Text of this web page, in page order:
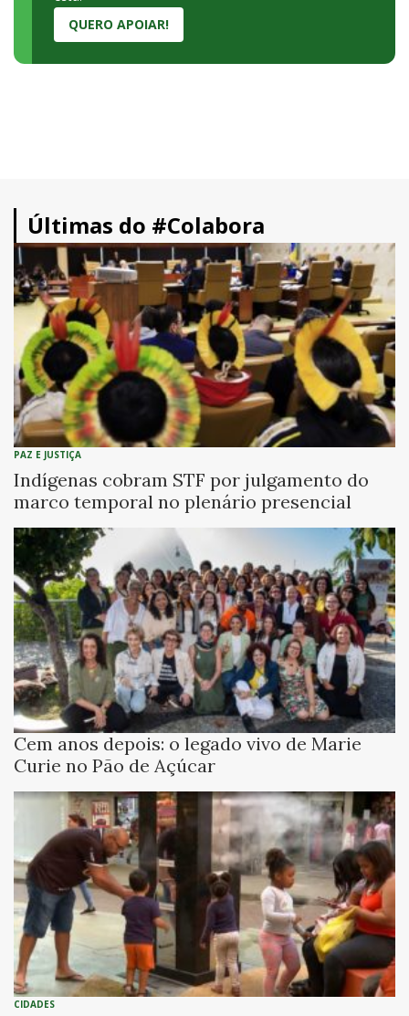
QUERO APOIAR!
Últimas do #Colabora
PAZ E JUSTIÇA
Indígenas cobram STF por julgamento do
marco temporal no plenário presencial
Cem anos depois: o legado vivo de Marie
Curie no Pão de Açúcar
CIDADES